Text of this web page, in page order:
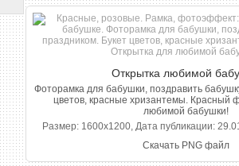
Открытка любимой
Фоторамка для бабушки, поздравить
цветов, красные хризантемы. Красный
любимой бабушки!
Размер: 1600x1200, Дата публикации:
Скачать PNG файл